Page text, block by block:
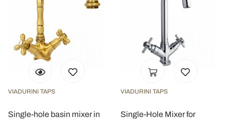
VIADURINI TAPS
Single-hole basin mixer in
VIADURINI TAPS
Single-Hole Mixer for